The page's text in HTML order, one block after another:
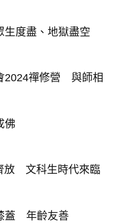
度盡、地獄盡空
2024禪修營 與師相
佛
放 文科生時代來臨
蓋 年齡友善